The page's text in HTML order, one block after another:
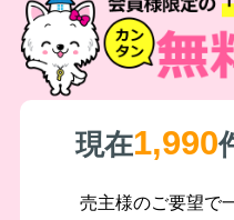
現在1,990
売主様のご要望で